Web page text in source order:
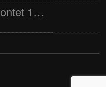
Sport et Bien-être Le Pontet 16-17 mars 2024